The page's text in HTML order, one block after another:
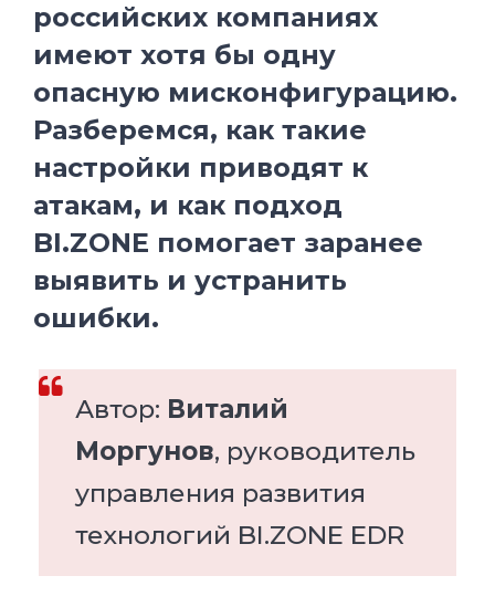
российских компаниях
имеют хотя бы одну
опасную мисконфигурацию.
Разберемся, как такие
настройки приводят к
атакам, и как подход
BI.ZONE помогает заранее
выявить и устранить
ошибки.
Автор: Виталий
Моргунов, руководитель
управления развития
технологий BI.ZONE EDR